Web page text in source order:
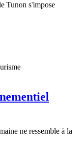
Tunon s'impose
ne ressemble à la